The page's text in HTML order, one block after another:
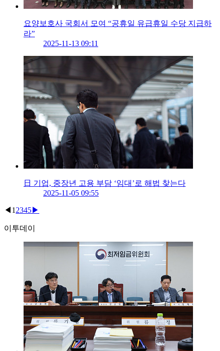
요양보호사 국회서 모여 “공휴일 유급휴일 수당 지급하
라”
2025-11-13 09:11
日 기업, 중장년 고용 부담 ‘임대’로 해법 찾는다
2025-11-05 09:55
◀ 1 2345▶
이투데이